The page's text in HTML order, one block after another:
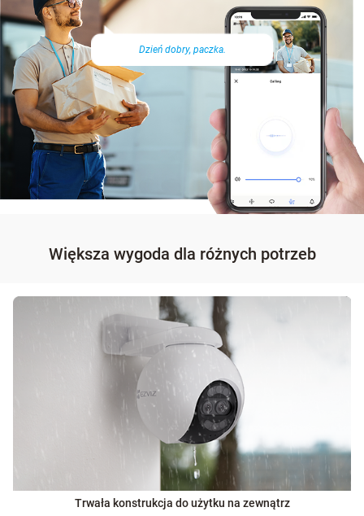
Dzień dobry, paczka.
Większa wygoda dla różnych potrzeb
Trwała konstrukcja do użytku na zewnątrz